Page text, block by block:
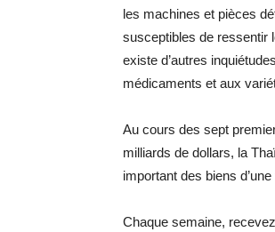
les machines et pièces
susceptibles de ressentir
existe d’autres
médicaments et aux
Au cours des sept
milliards de dollars, la
important des biens
Chaque semaine,